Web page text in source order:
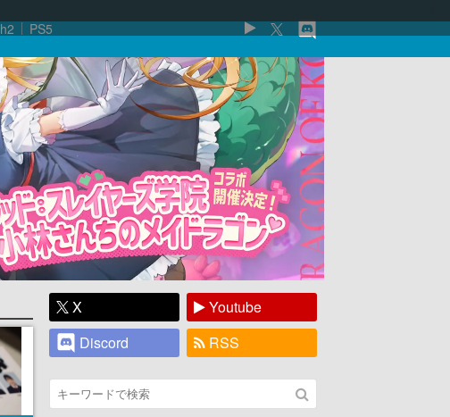
PS5
X
Youtube
Discord
RSS